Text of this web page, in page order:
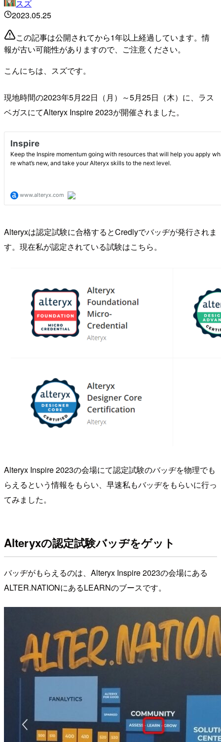
スズ
2023.05.25
この記事は公開されてから1年以上経過しています。情
報が古い可能性がありますので、ご注意ください。
こんにちは、スズです。
現地時間の2023年5月22日（月）～5月25日（木）に、ラス
ベガスにてAlteryx Inspire 2023が開催されました。
Alteryxは認定試験に合格するとCredlyでバッヂが発行されま
す。現在私が認定されている試験はこちら。
Alteryx Inspire 2023の会場にて認定試験のバッヂを物理でも
らえるという情報をもらい、早速私もバッヂをもらいに行っ
てみました。
Alteryxの認定試験バッヂをゲット
バッヂがもらえるのは、Alteryx Inspire 2023の会場にある
ALTER.NATIONにあるLEARNのブースです。